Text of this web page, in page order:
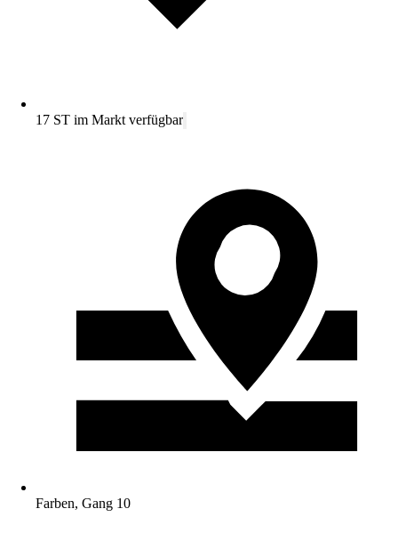
17 ST im Markt verfügbar
Farben, Gang 10